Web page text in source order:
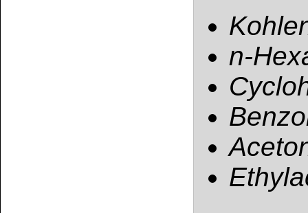
Das Gemisch
den Stoff
sind
zu machen